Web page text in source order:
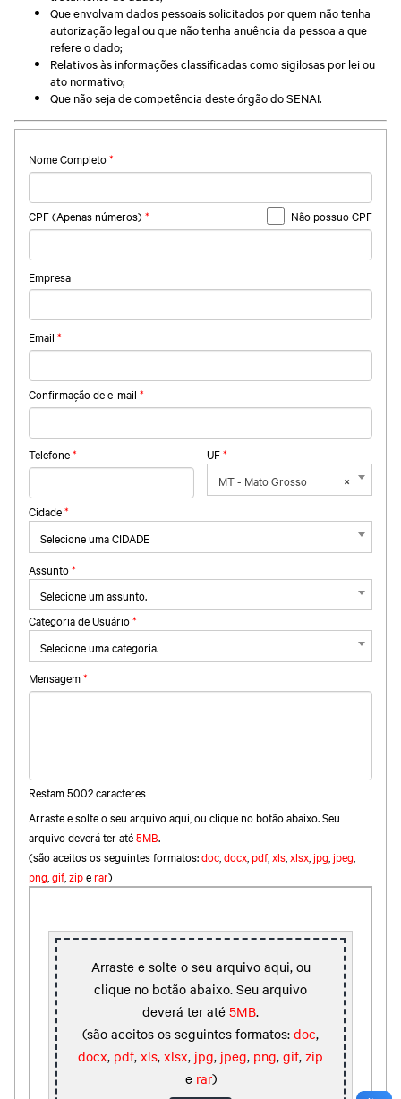
Que envolvam dados pessoais solicitados por quem não tenha
autorização legal ou que não tenha anuência da pessoa a que
refere o dado;
Relativos às informações classificadas como sigilosas por lei ou
ato normativo;
Que não seja de competência deste órgão do SENAI.
Nome Completo*
Não possuo CPF
CPF (Apenas números) *
Empresa
Email *
Confirmação de e-mail *
Telefone* UF*
×
MT - Mato Grosso
Cidade*
Selecione uma CIDADE
Assunto*
Selecione um assunto.
Categoria de Usuário*
Selecione uma categoria.
Mensagem*
Restam5002caracteres
Arraste e solte o seu arquivo aqui, ou clique no botão abaixo. Seu
arquivo deverá ter até5MB.
(são aceitos os seguintes formatos:doc docx pdf xls xlsx jpg jpeg
png gif zipe rar)
Arraste e solte o seu arquivo aqui, ou
clique no botão abaixo. Seu arquivo
deverá ter até 5MB.
(são aceitos os seguintes formatos: doc,
docx, pdf, xls, xlsx, jpg, jpeg, png, gif, zip
e rar)